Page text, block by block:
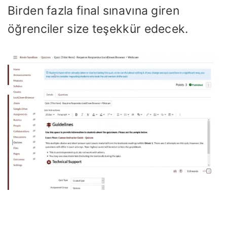
Birden fazla final sınavına giren
öğrenciler size teşekkür edecek.